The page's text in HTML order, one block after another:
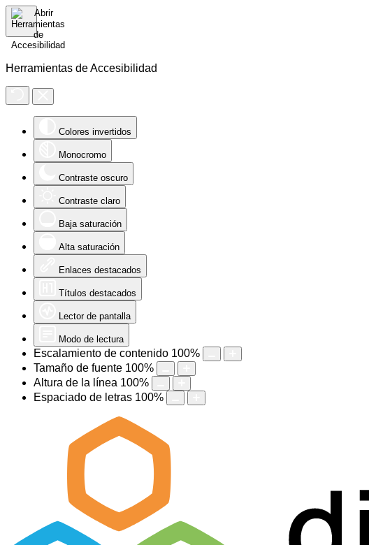
Herramientas de Accesibilidad
Colores invertidos
Monocromo
Contraste oscuro
Contraste claro
Baja saturación
Alta saturación
Enlaces destacados
Títulos destacados
Lector de pantalla
Modo de lectura
Escalamiento de contenido 100%
Tamaño de fuente 100%
Altura de la línea 100%
Espaciado de letras 100%